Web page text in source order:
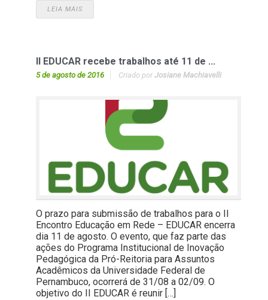
LEIA MAIS
II EDUCAR recebe trabalhos até 11 de ...
5 de agosto de 2016 Criado porJosiane Machiavelli
O prazo para submissão de trabalhos para o II
Encontro Educação em Rede – EDUCAR encerra
dia 11 de agosto. O evento, que faz parte das
ações do Programa Institucional de Inovação
Pedagógica da Pró-Reitoria para Assuntos
Acadêmicos da Universidade Federal de
Pernambuco, ocorrerá de 31/08 a 02/09. O
objetivo do II EDUCAR é reunir […]